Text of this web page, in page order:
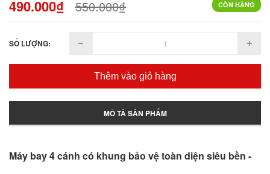
CÒN HÀNG
490.000₫ 550.000₫
SỐ LƯỢNG:
Thêm vào giỏ hàng
MÔ TẢ SẢN PHẨM
Máy bay 4 cánh có khung bảo vệ toàn diện siêu bền -